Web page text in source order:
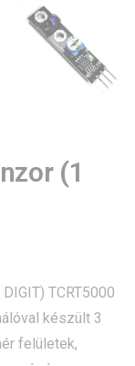
(1
TCRT5000
készült 3
felületek,